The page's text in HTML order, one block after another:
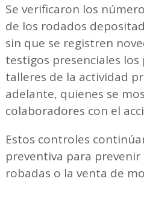
Se verificaron los
de los rodados
sin que se registren
testigos presenciales
talleres de la actividad
adelante, quienes se
colaboradores con el
Estos controles
preventiva para
robadas o la venta de